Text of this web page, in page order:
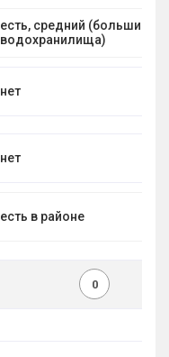
есть, средний (большие
водохранилища)
нет
нет
есть в районе
0